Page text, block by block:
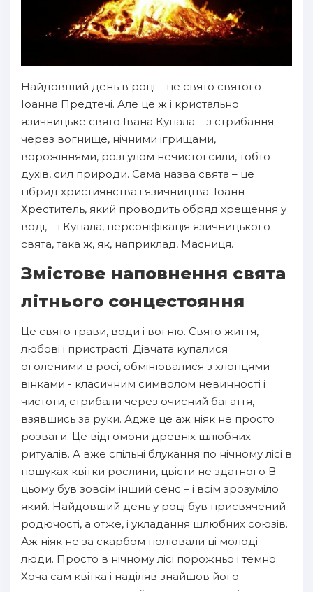
Найдовший день в році – це свято святого
Іоанна Предтечі. Але це ж і кристально
язичницьке свято Івана Купала – з стрибання
через вогнище, нічними ігрищами,
ворожіннями, розгулом нечистої сили, тобто
духів, сил природи. Сама назва свята – це
гібрид християнства і язичництва. Іоанн
Хреститель, який проводить обряд хрещення у
воді, – і Купала, персоніфікація язичницького
свята, така ж, як, наприклад, Масниця.
Змістове наповнення свята
літнього сонцестояння
Це свято трави, води і вогню. Свято життя,
любові і пристрасті. Дівчата купалися
оголеними в росі, обмінювалися з хлопцями
вінками - класичним символом невинності і
чистоти, стрибали через очисний багаття,
взявшись за руки. Адже це аж ніяк не просто
розваги. Це відгомони древніх шлюбних
ритуалів. А вже спільні блукання по нічному лісі в
пошуках квітки рослини, цвісти не здатного В
цьому був зовсім інший сенс – і всім зрозуміло
який. Найдовший день у році був присвячений
родючості, а отже, і укладання шлюбних союзів.
Аж ніяк не за скарбом полювали ці молоді
люди. Просто в нічному лісі порожньо і темно.
Хоча сам квітка і наділяв знайшов його